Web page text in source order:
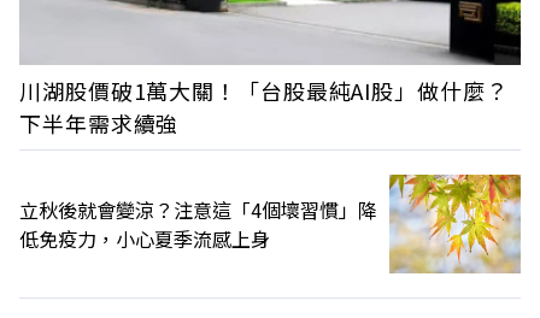
川湖股價破1萬大關！「台股最純AI股」做什麼？
下半年需求續強
立秋後就會變涼？注意這「4個壞習慣」降
低免疫力，小心夏季流感上身